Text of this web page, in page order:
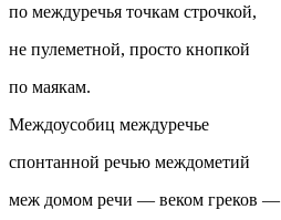
по междуречья точкам строчкой,
не пулеметной, просто кнопкой
по маякам.
Междоусобиц междуречье
спонтанной речью междометий
меж домом речи — веком греков —